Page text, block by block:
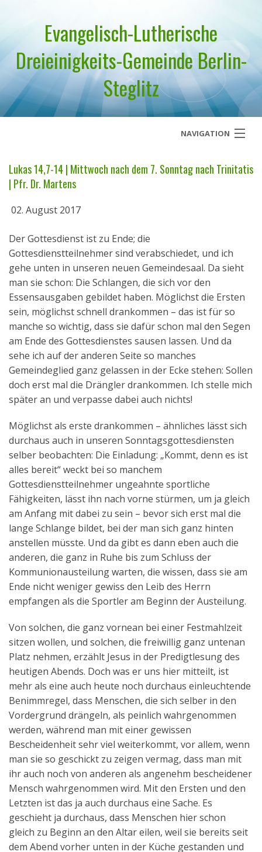
Evangelisch-Lutherische
Dreieinigkeits-Gemeinde Berlin-
Steglitz
NAVIGATION
Über uns
Geistliches Wort
Termine
Aktuelles
Kontakt
English
Lukas 14,7-14 | Mittwoch nach dem 7. Sonntag nach Trinitatis
| Pfr. Dr. Martens
02. August 2017
Der Gottesdienst ist zu Ende; die
Gottesdienstteilnehmer sind verabschiedet, und ich
gehe unten in unseren neuen Gemeindesaal. Da sieht
man sie schon: Die Schlangen, die sich vor den
Essensausgaben gebildet haben. Möglichst die Ersten
sein, möglichst schnell drankommen – das ist für so
manche so wichtig, dass sie dafür schon mal den Segen
am Ende des Gottesdienstes sausen lassen. Und da
sehe ich auf der anderen Seite so manches
Gemeindeglied ganz gelassen in der Ecke stehen: Sollen
doch erst mal die Drängler drankommen. Ich stelle mich
später an und verpasse dabei auch nichts!
Möglichst als erste drankommen – ähnliches lässt sich
durchaus auch in unseren Sonntagsgottesdiensten
selber beobachten: Die Einladung: „Kommt, denn es ist
alles bereit“ weckt bei so manchem
Gottesdienstteilnehmer ungeahnte sportliche
Fähigkeiten, lässt ihn nach vorne stürmen, um ja gleich
am Anfang mit dabei zu sein – bevor sich erst mal die
lange Schlange bildet, bei der man sich ganz hinten
anstellen müsste. Und da gibt es dann eben auch die
anderen, die ganz in Ruhe bis zum Schluss der
Kommunionausteilung warten, die wissen, dass sie am
Ende nicht weniger gewiss den Leib des Herrn
empfangen als die Sportler am Beginn der Austeilung.
Von solchen, die ganz vornean bei einer Festmahlzeit
sitzen wollen, und solchen, die freiwillig ganz untenan
Platz nehmen, erzählt Jesus in der Predigtlesung des
heutigen Abends. Doch was er uns hier mitteilt, ist
mehr als eine auch heute noch durchaus einleuchtende
Benimmregel, dass Menschen, die sich selber in den
Vordergrund drängeln, als peinlich wahrgenommen
werden, während man mit einer gewissen
Bescheidenheit sehr viel weiterkommt, vor allem, wenn
man sie so geschickt zu zeigen vermag, dass man mit
ihr auch noch von anderen als angenehm bescheidener
Mensch wahrgenommen wird. Mit den Ersten und den
Letzten ist das ja auch durchaus eine Sache. Es
geschieht ja durchaus, dass Menschen hier schon
gleich zu Beginn an den Altar eilen, weil sie bereits seit
dem Abend vorher unten in der Küche gestanden und